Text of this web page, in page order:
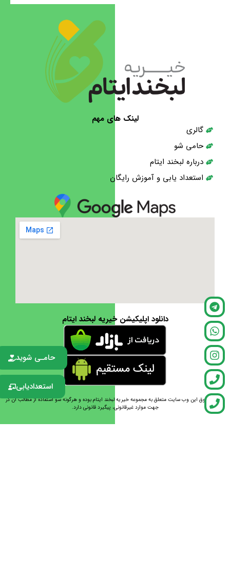
لینک های مهم
گالری
حامی شو
درباره لبخند ایتام
استعداد یابی و آموزش رایگان
دانلود اپلیکیشن خیریه لبخند ایتام
تمامی حقوق این وب سایت متعلق به مجموعه خیریه لبخند ایتام بوده و هرگونه سو استفاده از مطالب آن در
جهت موارد غیرقانونی، پیگیرد قانونی دارد.
استعدادیابی
حامـی شوید